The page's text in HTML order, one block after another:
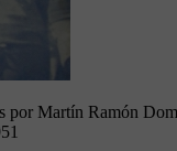
por Martín Ramón